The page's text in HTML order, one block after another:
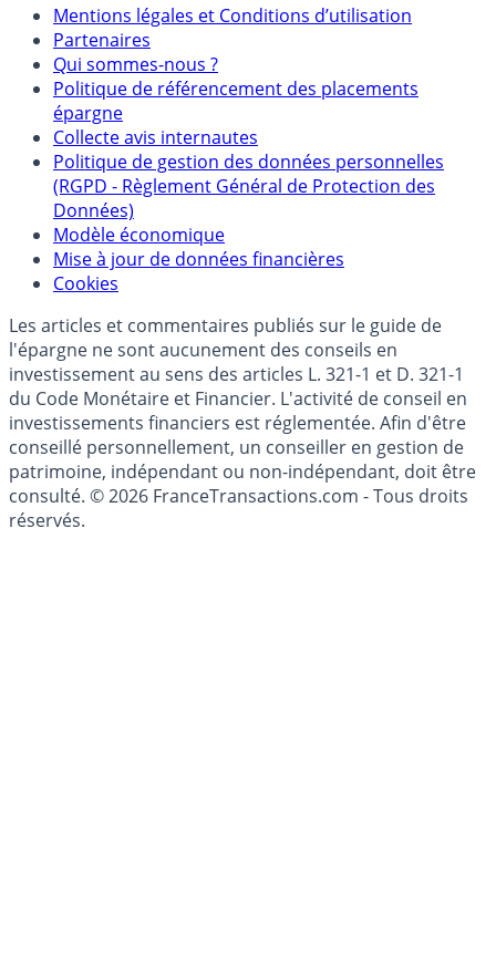
Mentions légales et Conditions d’utilisation
Partenaires
Qui sommes-nous ?
Politique de référencement des placements
épargne
Collecte avis internautes
Politique de gestion des données personnelles
(RGPD - Règlement Général de Protection des
Données)
Modèle économique
Mise à jour de données financières
Cookies
Les articles et commentaires publiés sur le guide de
l'épargne ne sont aucunement des conseils en
investissement au sens des articles L. 321-1 et D. 321-1
du Code Monétaire et Financier. L'activité de conseil en
investissements financiers est réglementée. Afin d'être
conseillé personnellement, un conseiller en gestion de
patrimoine, indépendant ou non-indépendant, doit être
consulté. © 2026 FranceTransactions.com - Tous droits